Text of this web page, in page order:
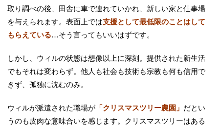
取り調べの後、田舎に車で連れていかれ、新しい家と仕事場
を与えられます。表面上では支援として最低限のことはして
もらえている…そう言ってもいいはずです。
しかし、ウィルの状態は想像以上に深刻。提供された新生活
でもそれは変わらず。他人も社会も技術も宗教も何も信用で
きず、孤独に沈むのみ。
ウィルが派遣された職場が 「クリスマスツリー農園」 だとい
うのも皮肉な意味合いを感じます。クリスマスツリーはある